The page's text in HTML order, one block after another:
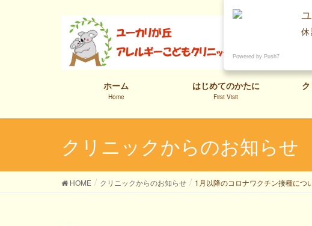
ホーム
Home
はじめてのかたに
First Visit
クリニックからのお知らせ
HOME クリニックからのお知らせ 1月以降のコロナワクチン接種につ
Powered by Push7